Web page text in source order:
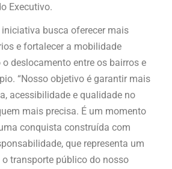
Executivo.
busca oferecer mais
e fortalecer a mobilidade
deslocamento entre os bairros e
“Nosso objetivo é garantir mais
acessibilidade e qualidade no
mais precisa. É um momento
conquista construída com
que representa um
transporte público do nosso